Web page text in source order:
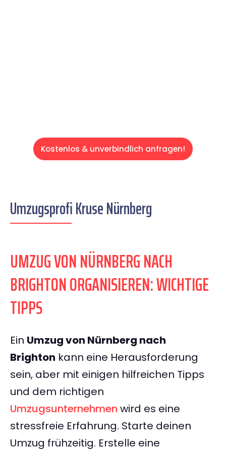
Kostenlos & unverbindlich anfragen!
Umzugsprofi Kruse Nürnberg
UMZUG VON NÜRNBERG NACH
BRIGHTON ORGANISIEREN: WICHTIGE
TIPPS
Ein Umzug von Nürnberg nach
Brighton kann eine Herausforderung
sein, aber mit einigen hilfreichen Tipps
und dem richtigen
Umzugsunternehmen wird es eine
stressfreie Erfahrung. Starte deinen
Umzug frühzeitig. Erstelle eine